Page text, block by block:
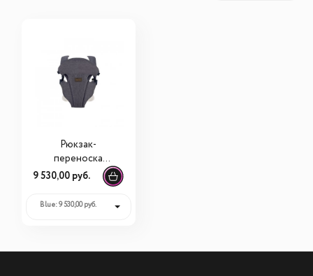
Рюкзак-
переноска
Inglesina Front
9 530,00 руб.
Blue: 9 530,00 руб.